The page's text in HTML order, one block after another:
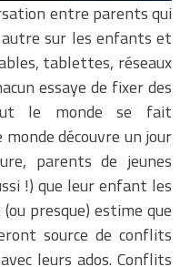
entre parents qui
sur les enfants et
tablettes, réseaux
essaye de fixer des
le monde se fait
découvre un jour
parents de jeunes
!) que leur enfant les
presque) estime que
source de conflits
leurs ados. Conflits